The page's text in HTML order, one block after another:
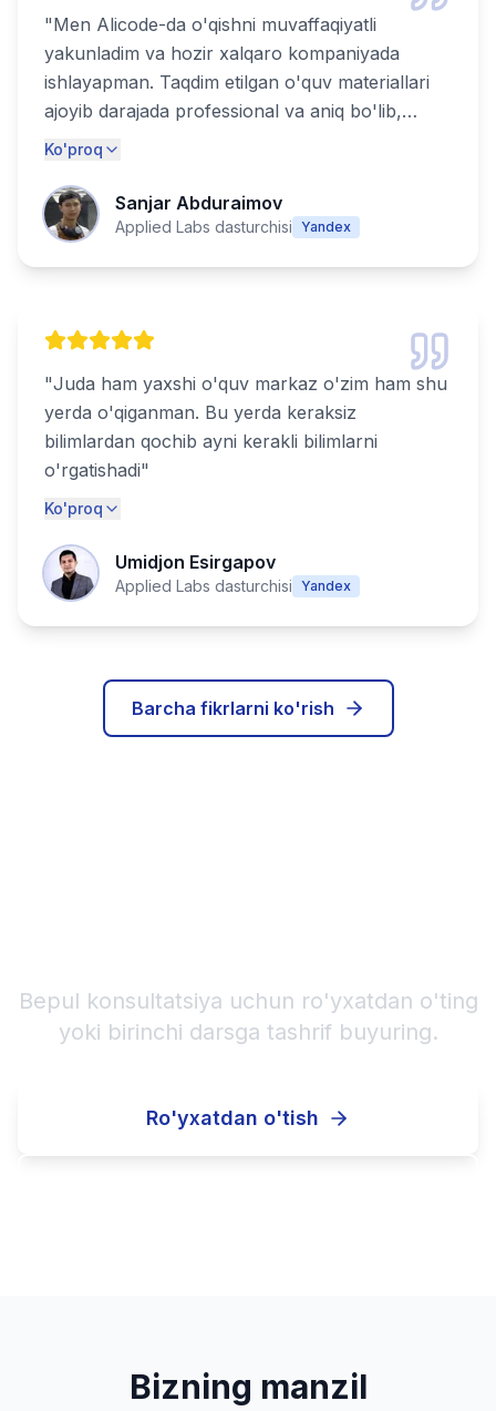
"Men Alicode-da o'qishni muvaffaqiyatli
yakunladim va hozir xalqaro kompaniyada
ishlayapman. Taqdim etilgan o'quv materiallari
ajoyib darajada professional va aniq bo'lib,
haqiqiy muvaffaqiyat uchun zarur bo'lgan
ning bozorga tayyor mutaxassislarni tayyorlash
bo'yicha katta tajribasi ularni haqiqatdan ham
Ko'proq
Sanjar Abduraimov
Applied Labs dasturchisi Yandex
"Juda ham yaxshi o'quv markaz o'zim ham shu
yerda o'qiganman. Bu yerda keraksiz
bilimlardan qochib ayni kerakli bilimlarni
o'rgatishadi"
Ko'proq
Umidjon Esirgapov
Applied Labs dasturchisi Yandex
Barcha fikrlarni ko'rish
Bepul konsultatsiya uchun ro'yxatdan o'ting
yoki birinchi darsga tashrif buyuring.
Ro'yxatdan o'tish
Bizning manzil